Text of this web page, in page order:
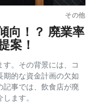
その他
向！？ 廃業率
案！
。その背景には、コ
期的な資金計画の欠如
記事では、飲食店が廃
ます。